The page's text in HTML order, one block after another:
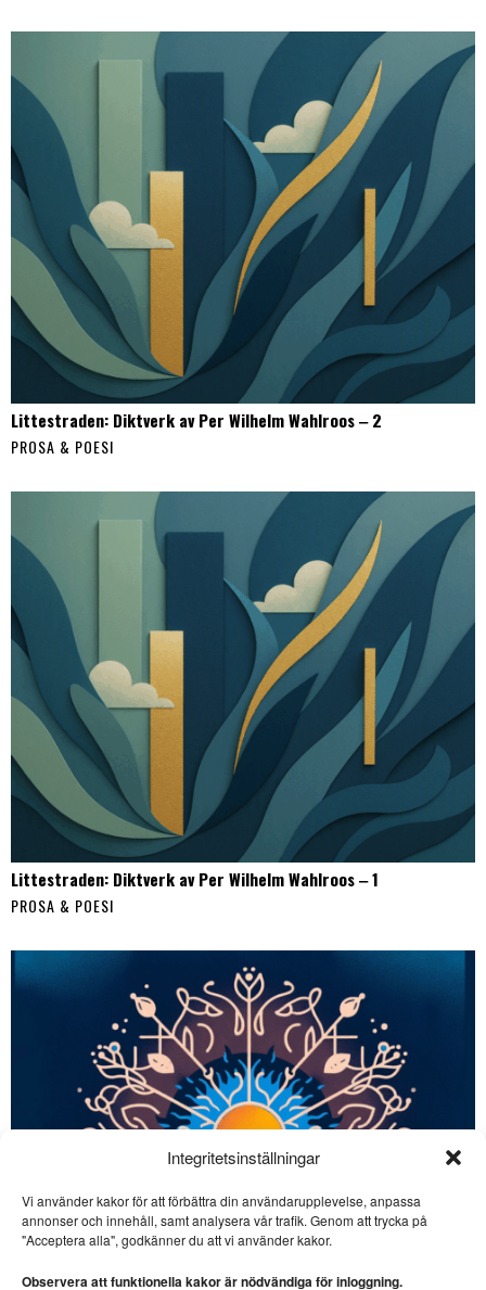
Integritetsinställningar
Vi använder kakor för att förbättra din användarupplevelse, anpassa
annonser och innehåll, samt analysera vår trafik. Genom att trycka på
"Acceptera alla", godkänner du att vi använder kakor.
Observera att funktionella kakor är nödvändiga för inloggning.
Littestraden: Diktverk av Per Wilhelm Wahlroos ‒ 2
PROSA & POESI
Littestraden: Diktverk av Per Wilhelm Wahlroos ‒ 1
PROSA & POESI
SE ÄVEN
virtuos nonsenspoesi